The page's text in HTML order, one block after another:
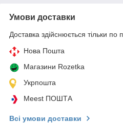
Умови доставки
Доставка здійснюється тільки по
Нова Пошта
Магазини Rozetka
Укрпошта
Meest ПОШТА
Всі умови доставки